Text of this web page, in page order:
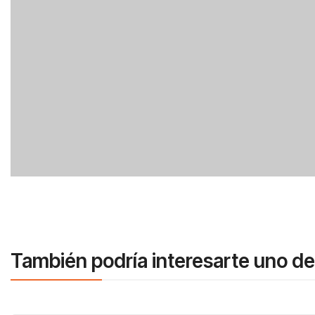
También podría interesarte uno